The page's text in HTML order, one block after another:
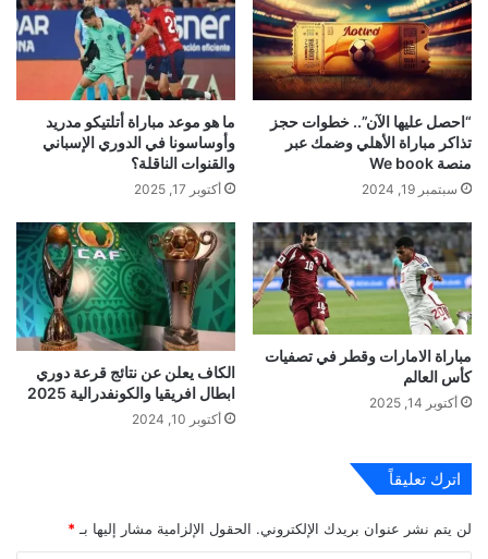
“احصل عليها الآن”.. خطوات حجز
تذاكر مباراة الأهلي وضمك عبر
منصة We book
سبتمبر 19, 2024
ما هو موعد مباراة أتلتيكو مدريد
وأوساسونا في الدوري الإسباني
والقنوات الناقلة؟
أكتوبر 17, 2025
مباراة الامارات وقطر في تصفيات
كأس العالم
أكتوبر 14, 2025
الكاف يعلن عن نتائج قرعة دوري
ابطال افريقيا والكونفدرالية 2025
أكتوبر 10, 2024
اترك تعليقاً
لن يتم نشر عنوان بريدك الإلكتروني. الحقول الإلزامية مشار إليها بـ *